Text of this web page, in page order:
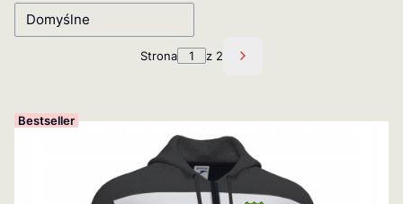
Domyślne
Strona z 2 Następne produkty
Bestseller